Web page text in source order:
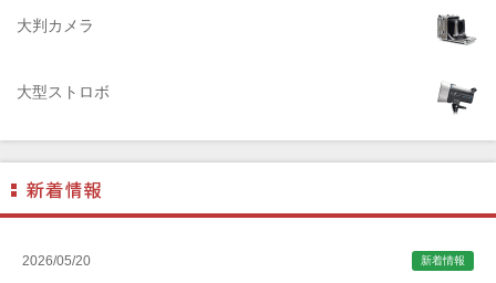
ALPA（アルパ）
ALT（アルト）
大判カメラ
大型ストロボ
2026/05/20 新着情報